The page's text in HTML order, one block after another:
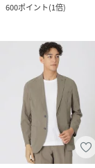
600ポイント(1倍)